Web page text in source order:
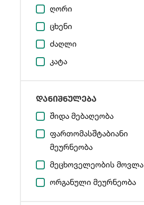
ღორი
ცხენი
ძაღლი
კატა
დანიშნულება
შიდა მებაღეობა
ფართომასშტაბიანი
მეურნეობა
მეცხოველეობის მოვლა
ორგანული მეურნეობა